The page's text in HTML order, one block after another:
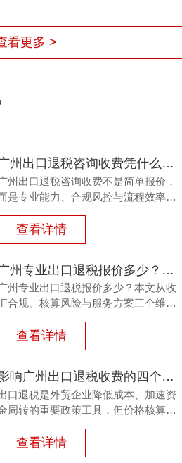
看更多 >
广州出口退税咨询收费凭什么有高有低？内行人讲透差异
州出口退税咨询收费不是简单报价，
是专业能力、合规风控与流程效率的
退税、是否一次报价、团队是否专业。
裕财税以一手团队、透明定价和不成
查看详情
广州专业出口退税报价多少？核算盲区正在悄悄吃掉利润
州专业出口退税报价多少？本文从收
合规、核算风险与服务方案三个维
助企业看清价格与价值，避免因核算疏
而损失退税款。
查看详情
影响广州出口退税收费的四个关键维度，出口企业要看清
口退税是外贸企业降低成本、加速资
周转的重要政策工具，但价格核算与
广州出口退税收费的四个业务维度，结
申报风险与常见误区，帮助企业看清
查看详情